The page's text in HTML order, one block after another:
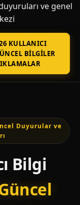
ve genel
KULLANICI
BILGILER
Duyurular ve
Bilgi